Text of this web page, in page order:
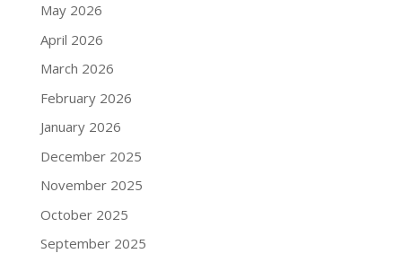
May 2026
April 2026
March 2026
February 2026
January 2026
December 2025
November 2025
October 2025
September 2025